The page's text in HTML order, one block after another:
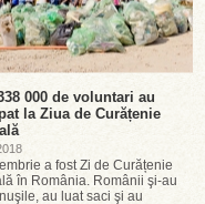
000 de voluntari au
la Ziua de Curățenie
a fost Zi de Curățenie
în România. Românii şi-au
au luat saci şi au